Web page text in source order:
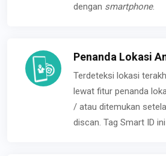
dengan smartphone.
Penanda Lokasi
Terdeteksi lokasi
lewat fitur penanda
/ atau ditemukan
discan. Tag Smart ID